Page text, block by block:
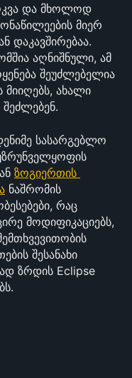
და მხოლოდ
მიერ
დაკავშირებაა.
აღნიშნული, ამ
შეუძლებელია
მიიღებს, ახალი
სასარგებლო
ზოგიერთის
ნაშრომის
რაც
მოდიფიკაციებს,
შესანახი
ზრდის Eclipse